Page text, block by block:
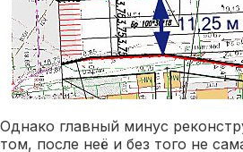
Однако главный минус
том, после неё и без того не